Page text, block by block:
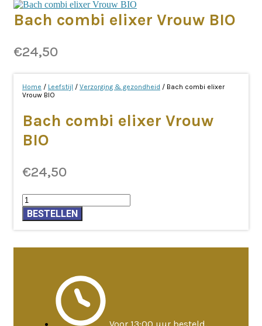
Bach combi elixer Vrouw BIO
€24,50
Home / Leefstijl / Verzorging & gezondheid / Bach combi elixer
Vrouw BIO
Bach combi elixer Vrouw
BIO
€24,50
Bach
combi
elixer
Vrouw
BESTELLEN